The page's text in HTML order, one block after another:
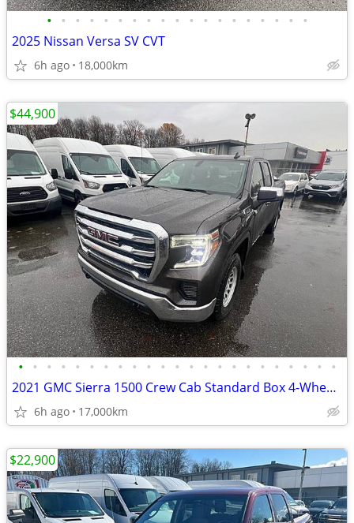
• • • • • • • • • • • • • • • • • • •
2025 Nissan Versa SV CVT
6h ago 18,000km
• • • • • • • • • • • • • • • • • • • • • • •
2021 GMC Sierra 1500 Crew Cab Standard Box 4-Wheel Drive SLE
6h ago 17,000km
$44,900
$22,900